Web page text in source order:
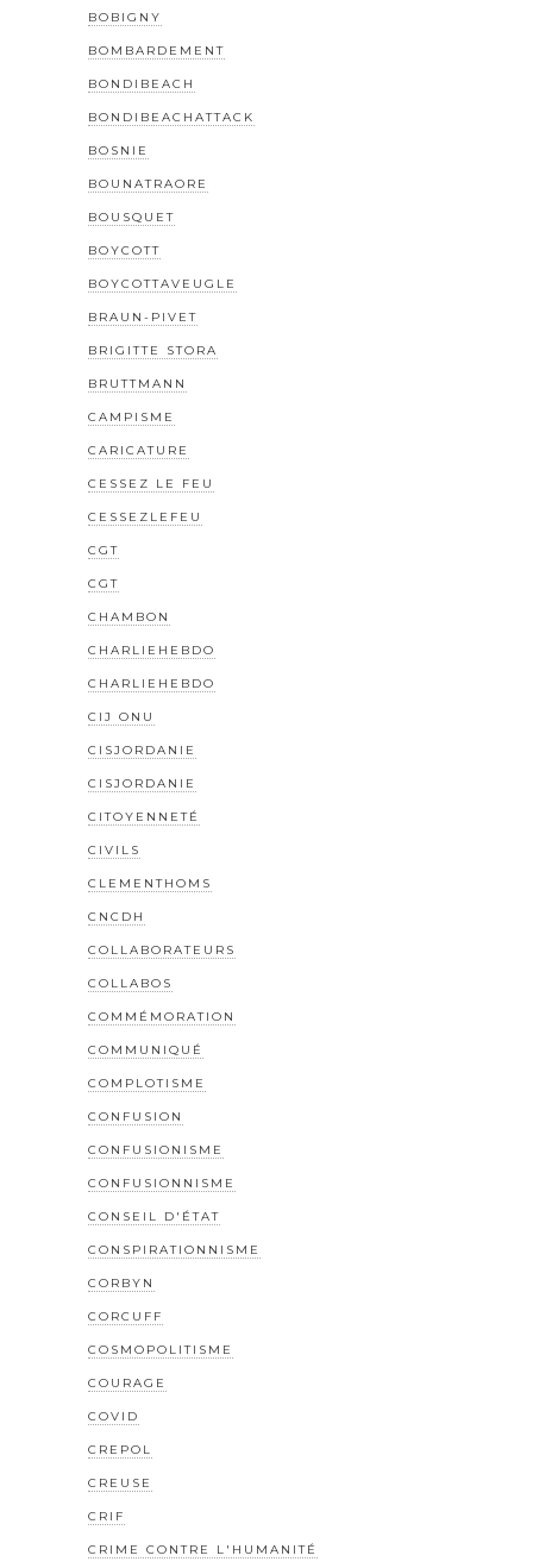
BOBIGNY
BOMBARDEMENT
BONDIBEACH
BONDIBEACHATTACK
BOSNIE
BOUNATRAORE
BOUSQUET
BOYCOTT
BOYCOTTAVEUGLE
BRAUN-PIVET
BRIGITTE STORA
BRUTTMANN
CAMPISME
CARICATURE
CESSEZ LE FEU
CESSEZLEFEU
CGT
CGT
CHAMBON
CHARLIEHEBDO
CHARLIEHEBDO
CIJ ONU
CISJORDANIE
CISJORDANIE
CITOYENNETÉ
CIVILS
CLEMENTHOMS
CNCDH
COLLABORATEURS
COLLABOS
COMMÉMORATION
COMMUNIQUÉ
COMPLOTISME
CONFUSION
CONFUSIONISME
CONFUSIONNISME
CONSEIL D'ÉTAT
CONSPIRATIONNISME
CORBYN
CORCUFF
COSMOPOLITISME
COURAGE
COVID
CREPOL
CREUSE
CRIF
CRIME CONTRE L'HUMANITÉ